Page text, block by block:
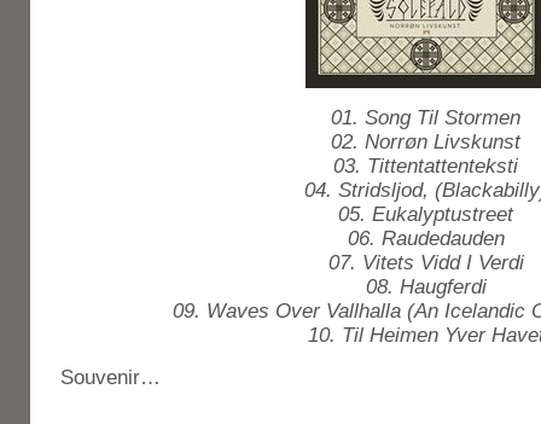
01. Song Til Stormen
02. Norrøn Livskunst
03. Tittentattenteksti
04. Stridsljod,
05. Eukalyptustreet
06. Raudedauden
07. Vitets Vidd I Verdi
08. Haugferdi
09. Waves Over Vallhalla (An Icelandic
10. Til Heimen Yver
Souvenir…